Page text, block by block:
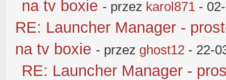
na tv boxie - przez karol871 -
RE: Launcher Manager -
na tv boxie - przez ghost12 - 22-
RE: Launcher Manager -